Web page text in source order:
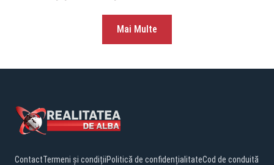
Mai Multe
ContactTermeni și condițiiPolitică de confidențialitateCod de conduită